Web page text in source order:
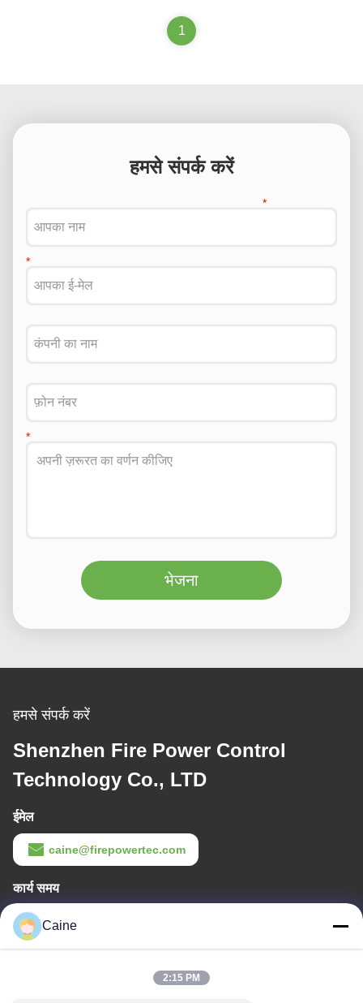
1
हमसे संपर्क करें
भेजना
हमसे संपर्क करें
Shenzhen Fire Power Control
Technology Co., LTD
ईमेल
caine@firepowertec.com
कार्य समय
9:00-18:00
हमारा पता
Caine
2:15 PM